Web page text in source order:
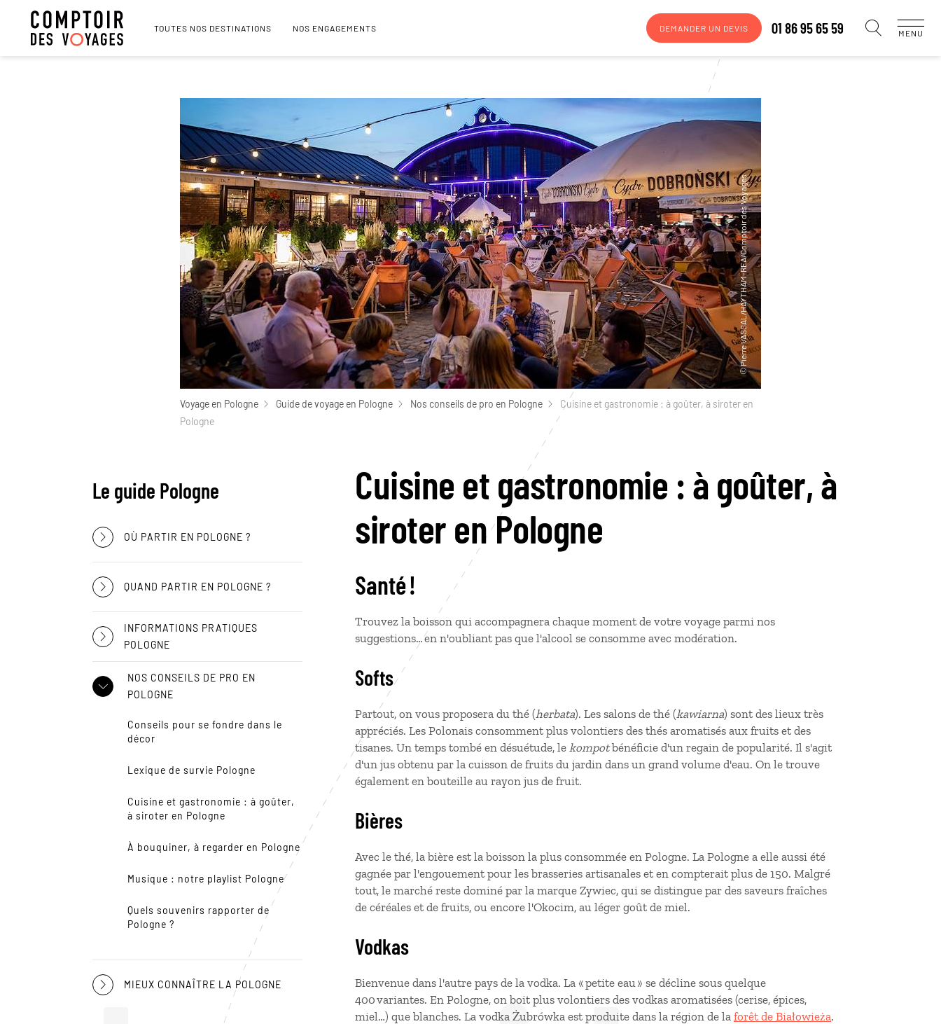
TOUTES NOS DESTINATIONS NOS ENGAGEMENTS DEMANDER UN DEVIS 01 86 95 65 59 MENU
Voyage en Pologne Guide de voyage en Pologne Nos conseils de pro en Pologne
Cuisine et gastronomie : à goûter, à siroter en
Pologne
Le guide Pologne
OÙ PARTIR EN POLOGNE ?
QUAND PARTIR EN POLOGNE ?
INFORMATIONS PRATIQUES
POLOGNE
NOS CONSEILS DE PRO EN
POLOGNE
Conseils pour se fondre dans le
décor
Lexique de survie Pologne
Cuisine et gastronomie : à goûter,
à siroter en Pologne
À bouquiner, à regarder en Pologne
Musique : notre playlist Pologne
Quels souvenirs rapporter de
Pologne ?
MIEUX CONNAÎTRE LA POLOGNE
Cuisine et gastronomie : à goûter, à
siroter en Pologne
Santé !
Trouvez la boisson qui accompagnera chaque moment de votre voyage parmi nos
suggestions… en n'oubliant pas que l'alcool se consomme avec modération.
Softs
Partout, on vous proposera du thé (herbata). Les salons de thé (kawiarna) sont des lieux très
appréciés. Les Polonais consomment plus volontiers des thés aromatisés aux fruits et des
tisanes. Un temps tombé en désuétude, le kompotbénéficie d'un regain de popularité. Il s'agit
d'un jus obtenu par la cuisson de fruits du jardin dans un grand volume d'eau. On le trouve
également en bouteille au rayon jus de fruit.
Bières
Avec le thé, la bière est la boisson la plus consommée en Pologne. La Pologne a elle aussi été
gagnée par l'engouement pour les brasseries artisanales et en compterait plus de 150. Malgré
tout, le marché reste dominé par la marque Zywiec, qui se distingue par des saveurs fraîches
de céréales et de fruits, ou encore l'Okocim, au léger goût de miel.
Vodkas
Bienvenue dans l'autre pays de la vodka. La « petite eau » se décline sous quelque
400 variantes. En Pologne, on boit plus volontiers des vodkas aromatisées (cerise, épices,
miel…) que blanches. La vodka Żubrówka est produite dans la région de la forêt de Białowieża.